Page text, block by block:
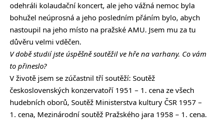
odehráli kolaudační koncert, ale jeho vážná nemoc byla
bohužel neúprosná a jeho posledním přáním bylo, abych
nastoupil na jeho místo na pražské AMU. Jsem mu za tu
důvěru velmi vděčen.
V době studií jste úspěšně soutěžil ve hře na varhany. Co vám
to přineslo?
V životě jsem se zúčastnil tří soutěží: Soutěž
československých konzervatoří 1951 – 1. cena ze všech
hudebních oborů, Soutěž Ministerstva kultury ČSR 1957 –
1. cena, Mezinárodní soutěž Pražského jara 1958 – 1. cena.